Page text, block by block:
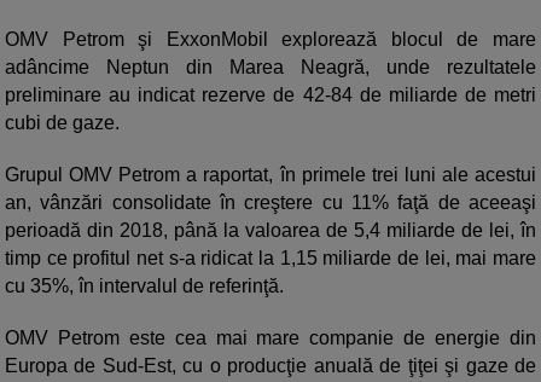
OMV Petrom şi ExxonMobil explorează blocul de mare
adâncime Neptun din Marea Neagră, unde rezultatele
preliminare au indicat rezerve de 42-84 de miliarde de metri
cubi de gaze.
Grupul OMV Petrom a raportat, în primele trei luni ale acestui
an, vânzări consolidate în creştere cu 11% faţă de aceeaşi
perioadă din 2018, până la valoarea de 5,4 miliarde de lei, în
timp ce profitul net s-a ridicat la 1,15 miliarde de lei, mai mare
cu 35%, în intervalul de referinţă.
OMV Petrom este cea mai mare companie de energie din
Europa de Sud-Est, cu o producţie anuală de ţiţei şi gaze de